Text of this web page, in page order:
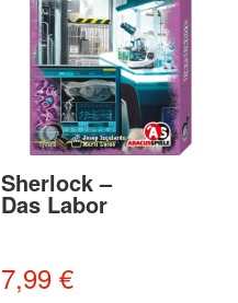
Sherlock –
Das Labor
7,99€